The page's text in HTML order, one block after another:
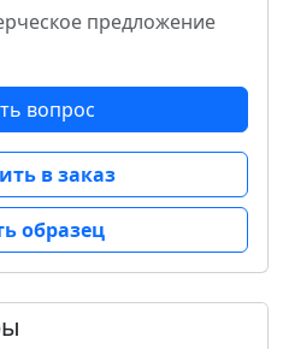
предложение
вопрос
в заказ
образец